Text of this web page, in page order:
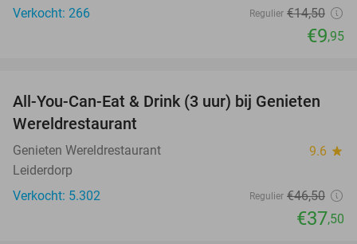
Verkocht: 266
Regulier €14,50
€9,95
19%
All-You-Can-Eat & Drink (3 uur) bij Genieten
Wereldrestaurant
Genieten Wereldrestaurant 9.6 star
Leiderdorp
Verkocht: 5.302
Regulier €46,50
€37,50